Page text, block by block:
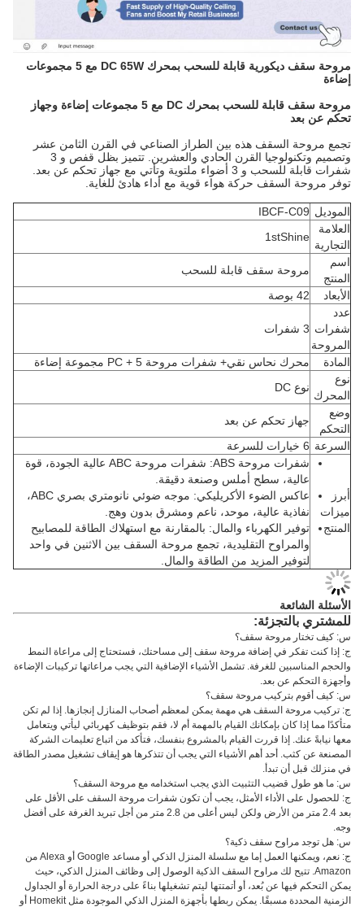
مروحة سقف ديكورية قابلة للسحب بمحرك DC 65W مع 5 مجموعات
إضاءة
مروحة سقف قابلة للسحب بمحرك DC مع 5 مجموعات إضاءة وجهاز
تحكم عن بعد
تجمع مروحة السقف هذه بين الطراز الصناعي في القرن الثامن عشر
وتصميم وتكنولوجيا القرن الحادي والعشرين. تتميز بظل قفص و 3
شفرات قابلة للسحب و 3 أضواء ملتوية وتأتي مع جهاز تحكم عن بعد.
توفر مروحة السقف حركة هواء قوية مع أداء هادئ للغاية.
الموديل
IBCF-C09
العلامة
التجارية
1stShine
اسم
المنتج
مروحة سقف قابلة للسحب
الأبعاد
42 بوصة
عدد
شفرات
المروحة
المادة محرك نحاس نقي + شفرات مروحة PC + 5 مجموعة إضاءة
نوع
المحرك
نوع DC
وضع
التحكم
جهاز تحكم عن بعد
السرعة
أبرز
ميزات
المنتج
شفرات مروحة ABS: شفرات مروحة ABC عالية الجودة، قوة
عالية، سطح أملس وصنعة دقيقة.
عاكس الضوء الأكريليكي: موجه ضوئي نانومتري بصري ABC،
نفاذية عالية، موحد، ناعم ومشرق بدون وهج.
توفير الكهرباء والمال: بالمقارنة مع استهلاك الطاقة للمصابيح
والمراوح التقليدية، تجمع مروحة السقف بين الاثنين في واحد
لتوفير المزيد من الطاقة والمال.
الأسئلة الشائعة
للمشتري بالتجزئة:
س: كيف تختار مروحة سقف؟
ج: إذا كنت تفكر في إضافة مروحة سقف إلى مساحتك، فستحتاج إلى مراعاة النمط
والحجم المناسبين للغرفة. تشمل الأشياء الإضافية التي يجب مراعاتها تركيبات الإضاءة
وأجهزة التحكم عن بعد.
س: كيف أقوم بتركيب مروحة سقف؟
ج: تركيب مروحة السقف هي مهمة يمكن لمعظم أصحاب المنازل إنجازها. إذا لم تكن
متأكدًا مما إذا كان بإمكانك القيام بالمهمة أم لا، فقم بتوظيف كهربائي ليأتي ويتعامل
معها نيابةً عنك. إذا قررت القيام بالمشروع بنفسك، فتأكد من اتباع تعليمات الشركة
المصنعة عن كثب. أحد أهم الأشياء التي يجب أن تتذكرها هو إيقاف تشغيل مصدر الطاقة
في منزلك قبل أن تبدأ.
س: ما هو طول قضيب التثبيت الذي يجب استخدامه مع مروحة السقف؟
ج: للحصول على الأداء الأمثل، يجب أن تكون شفرات مروحة السقف على الأقل على
بعد 2.4 متر من الأرض ولكن ليس أعلى من 2.8 متر من أجل تبريد الغرفة على أفضل
وجه.
س: هل توجد مراوح سقف ذكية؟
ج: نعم، ويمكنها العمل إما مع سلسلة المنزل الذكي أو مساعد Google أو Alexa من
Amazon. تتيح لك مراوح السقف الذكية الوصول إلى وظائف المنزل الذكي، حيث
يمكن التحكم فيها عن بُعد، أو أتمتتها ليتم تشغيلها بناءً على درجة الحرارة أو الجداول
الزمنية المحددة مسبقًا. يمكن ربطها بأجهزة المنزل الذكي الموجودة مثل Homekit أو